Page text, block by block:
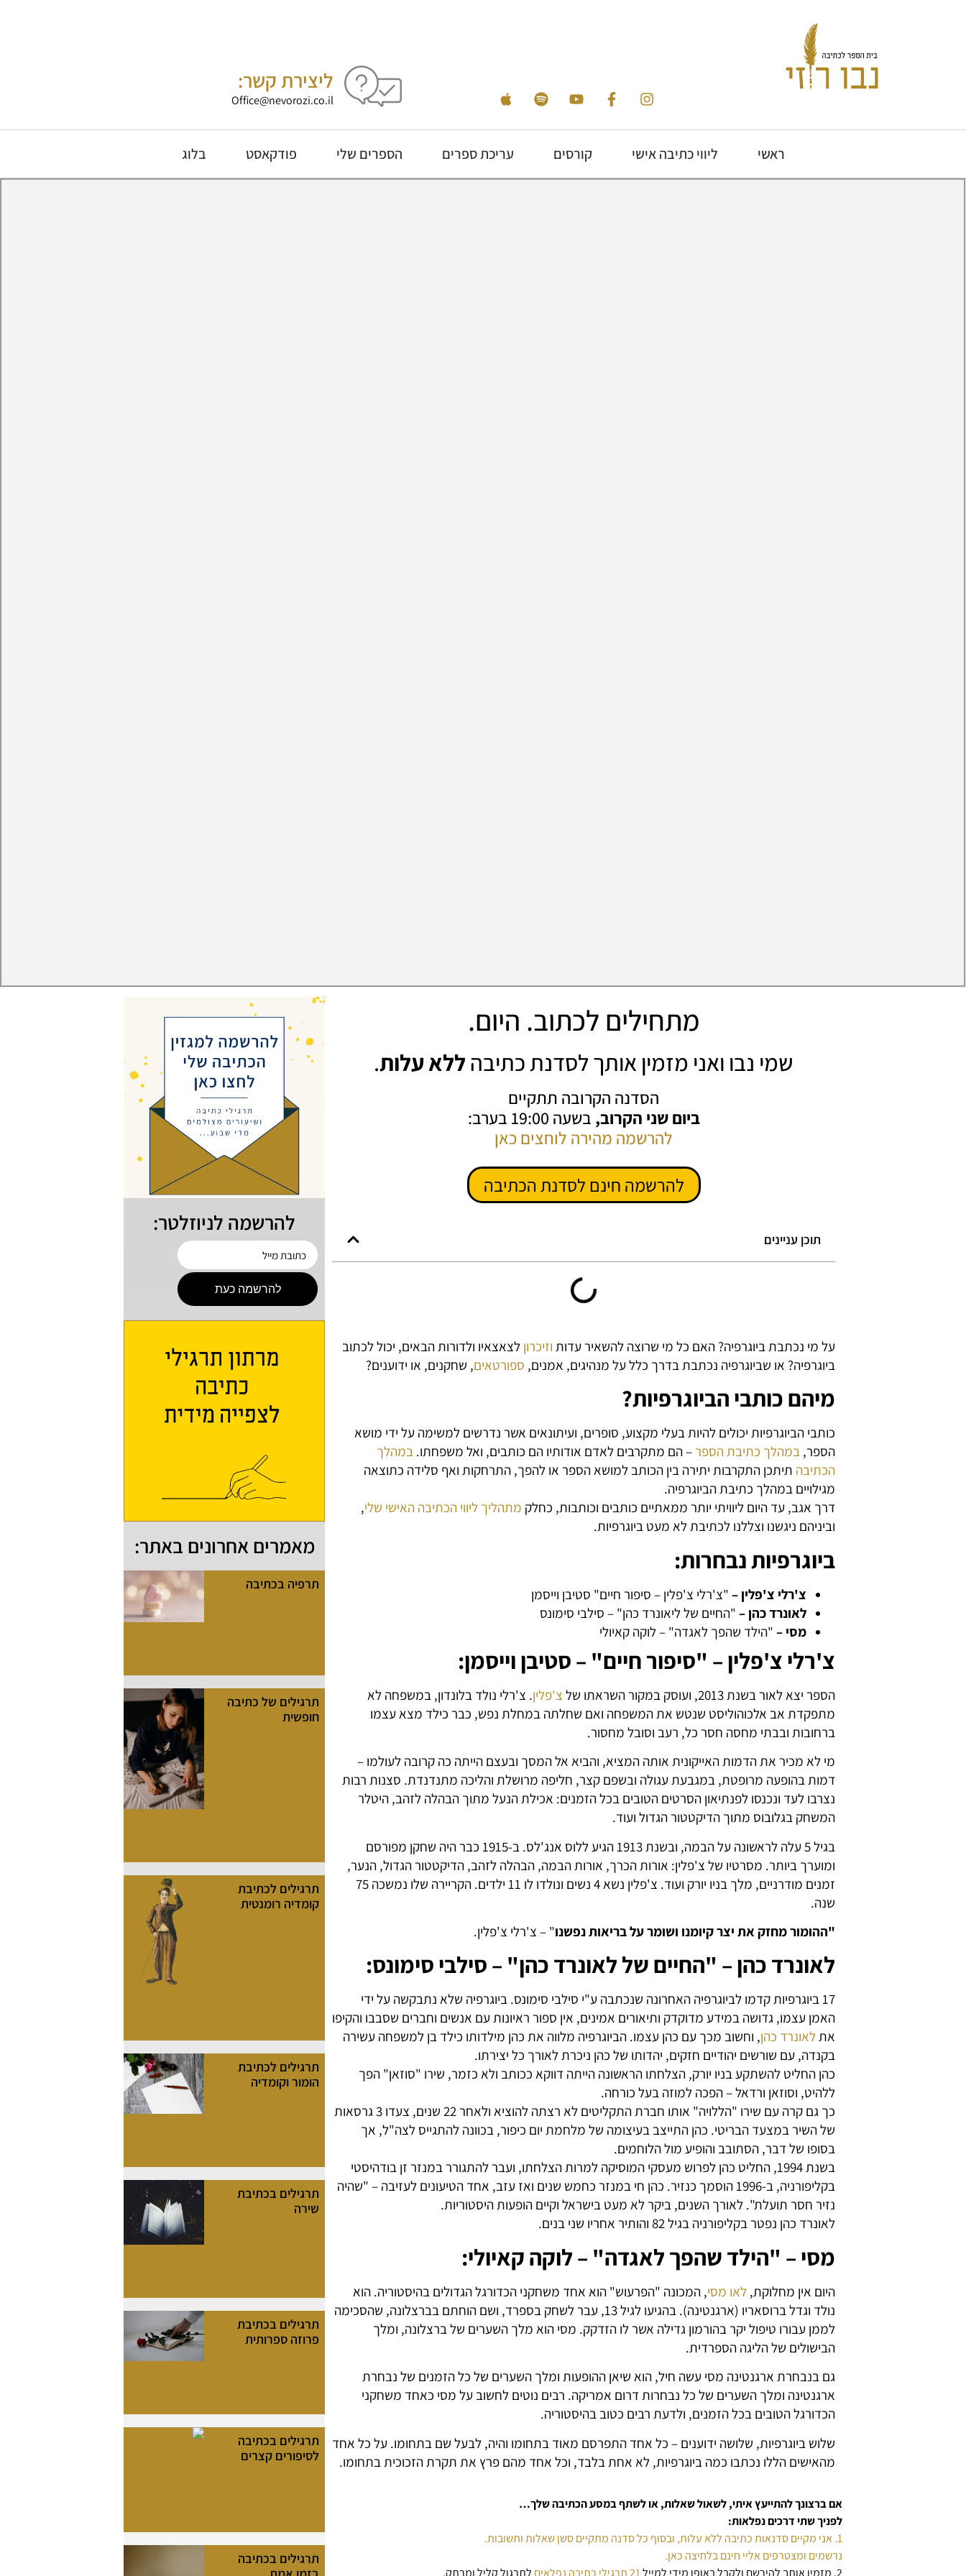
ליצירת קשר:
Office@nevorozi.co.il
ראשי ליווי כתיבה אישי קורסים עריכת ספרים הספרים שלי פודקאסט בלוג
מתחילים לכתוב. היום.
שמי נבו ואני מזמין אותך לסדנת כתיבהללא עלות.
הסדנה הקרובה תתקיים
ביום שני הקרוב, בשעה 19:00 בערב:
להרשמה מהירה לוחצים כאן
להרשמה חינם לסדנת הכתיבה
תוכן עניינים
על מי נכתבת ביוגרפיה? האם כל מי שרוצה להשאיר עדות וזיכרון לצאצאיו ולדורות הבאים, יכול לכתוב
ביוגרפיה? או שביוגרפיה נכתבת בדרך כלל על מנהיגים, אמנים, ספורטאים, שחקנים, או ידוענים?
מיהם כותבי הביוגרפיות?
כותבי הביוגרפיות יכולים להיות בעלי מקצוע, סופרים, ועיתונאים אשר נדרשים למשימה על ידי מושא
הספר, במהלך כתיבת הספר– הם מתקרבים לאדם אודותיו הם כותבים, ואל משפחתו. במהלך
הכתיבה תיתכן התקרבות יתירה בין הכותב למושא הספר או להפך, התרחקות ואף סלידה כתוצאה
מגילויים במהלך כתיבת הביוגרפיה.
דרך אגב, עד היום ליוויתי יותר ממאתיים כותבים וכותבות, כחלק מתהליך ליווי הכתיבה האישי שלי,
וביניהם ניגשנו וצללנו לכתיבת לא מעט ביוגרפיות.
ביוגרפיות נבחרות:
צ'רלי צ'פלין – "צ'רלי צ'פלין – סיפור חיים" סטיבן וייסמן
לאונרד כהן – "החיים של ליאונרד כהן" – סילבי סימונס
מסי – "הילד שהפך לאגדה" – לוקה קאיולי
צ'רלי צ'פלין – "סיפור חיים" – סטיבן וייסמן:
הספר יצא לאור בשנת 2013, ועוסק במקור השראתו של צ'פלין. צ'רלי נולד בלונדון, במשפחה לא
מתפקדת אב אלכוהוליסט שנטש את המשפחה ואם שחלתה במחלת נפש, כבר כילד מצא עצמו
ברחובות ובבתי מחסה חסר כל, רעב וסובל מחסור.
מי לא מכיר את הדמות האייקונית אותה המציא, והביא אל המסך ובעצם הייתה כה קרובה לעולמו –
דמות בהופעה מרופטת, במגבעת עגולה ובשפם קצר, חליפה מרושלת והליכה מתנדנדת. סצנות רבות
נצרבו לעד ונכנסו לפנתיאון הסרטים הטובים בכל הזמנים: אכילת הנעל מתוך הבהלה לזהב, היטלר
המשחק בגלובוס מתוך הדיקטטור הגדול ועוד.
בגיל 5 עלה לראשונה על הבמה, ובשנת 1913 הגיע ללוס אנג'לס. ב-1915 כבר היה שחקן מפורסם
ומוערך ביותר. מסרטיו של צ'פלין: אורות הכרך, אורות הבמה, הבהלה לזהב, הדיקטטור הגדול, הנער,
זמנים מודרניים, מלך בניו יורק ועוד. צ'פלין נשא 4 נשים ונולדו לו 11 ילדים. הקריירה שלו נמשכה 75
שנה.
"ההומור מחזק את יצר קיומנו ושומר על בריאות נפשנו" – צ'רלי צ'פלין.
לאונרד כהן – "החיים של לאונרד כהן" – סילבי סימונס:
17 ביוגרפיות קדמו לביוגרפיה האחרונה שנכתבה ע"י סילבי סימונס. ביוגרפיה שלא נתבקשה על ידי
האמן עצמו, גדושה במידע מדוקדק ותיאורים אמינים, אין ספור ראיונות עם אנשים וחברים שסבבו והקיפו
אתלאונרד כהן, וחשוב מכך עם כהן עצמו. הביוגרפיה מלווה את כהן מילדותו כילד בן למשפחה עשירה
בקנדה, עם שורשים יהודיים חזקים, יהדותו של כהן ניכרת לאורך כל יצירתו.
כהן החליט להשתקע בניו יורק, הצלחתו הראשונה הייתה דווקא ככותב ולא כזמר, שירו "סוזאן" הפך
ללהיט, וסוזאן ורדאל – הפכה למוזה בעל כורחה.
כך גם קרה עם שירו "הללויה" אותו חברת התקליטים לא רצתה להוציא ולאחר 22 שנים, צעדו 3 גרסאות
של השיר במצעד הבריטי. כהן התייצב בעיצומה של מלחמת יום כיפור, בכוונה להתגייס לצה"ל, אך
בסופו של דבר, הסתובב והופיע מול הלוחמים.
בשנת 1994, החליט כהן לפרוש מעסקי המוסיקה למרות הצלחתו, ועבר להתגורר במנזר זן בודהיסטי
בקליפורניה, ב-1996 הוסמך כנזיר. כהן חי במנזר כחמש שנים ואז עזב, אחד הטיעונים לעזיבה – "שהיה
נזיר חסר תועלת". לאורך השנים, ביקר לא מעט בישראל וקיים הופעות היסטוריות.
לאונרד כהן נפטר בקליפורניה בגיל 82 והותיר אחריו שני בנים.
מסי – "הילד שהפך לאגדה" – לוקה קאיולי:
היום אין מחלוקת, לאו מסי, המכונה "הפרעוש" הוא אחד משחקני הכדורגל הגדולים בהיסטוריה. הוא
נולד וגדל ברוסאריו (ארגנטינה). בהגיעו לגיל 13, עבר לשחק בספרד, ושם הוחתם בברצלונה, שהסכימה
לממן עבורו טיפול יקר בהורמון גדילה אשר לו הזדקק. מסי הוא מלך השערים של ברצלונה, ומלך
הבישולים של הליגה הספרדית.
גם בנבחרת ארגנטינה מסי עשה חיל, הוא שיאן ההופעות ומלך השערים של כל הזמנים של נבחרת
ארגנטינה ומלך השערים של כל נבחרות דרום אמריקה. רבים נוטים לחשוב על מסי כאחד משחקני
הכדורגל הטובים בכל הזמנים, ולדעת רבים כטוב בהיסטוריה.
שלוש ביוגרפיות, שלושה ידוענים – כל אחד התפרסם מאוד בתחומו והיה, לבעל שם בתחומו. על כל אחד
מהאישים הללו נכתבו כמה ביוגרפיות, לא אחת בלבד, וכל אחד מהם פרץ את תקרת הזכוכית בתחומו.
אם ברצונך להתייעץ איתי, לשאול שאלות, או לשתף במסע הכתיבה שלך…
לפניך שתי דרכים נפלאות:
1. אני מקיים סדנאות כתיבה ללא עלות, ובסוף כל סדנה מתקיים סשן שאלות ותשובות.
נרשמים ומצטרפים אליי חינם בלחיצה כאן.
2. מזמין אותך להירשם ולקבל באופן מידי למייל
21 תרגילי כתיבה נפלאים לתרגול קליל ומרתק.
להרשמה לניוזלטר:
להרשמה כעת
מאמרים אחרונים באתר:
תרפיה בכתיבה
תרגילים של כתיבה
חופשית
תרגילים לכתיבת
קומדיה רומנטית
תרגילים לכתיבת
הומור וקומדיה
תרגילים בכתיבת
שירה
תרגילים בכתיבת
פרוזה ספרותית
תרגילים בכתיבה
לסיפורים קצרים
תרגילים בכתיבה